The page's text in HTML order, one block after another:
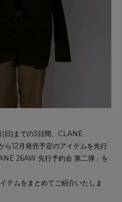
(日)までの3日間、CLANE
12月発売予定のアイテムを先行
26AW 先行予約会 第二弾」を
テムをまとめてご紹介いたしま